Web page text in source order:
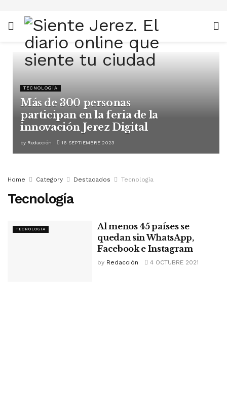
TECNOLOGÍA
Más de 300 personas
participan en la feria de la
innovación Jerez Digital
by Redacción 16 SEPTIEMBRE 2023
Home Category Destacados Tecnología
Tecnología
TECNOLOGÍA
Al menos 45 países se
quedan sin WhatsApp,
Facebook e Instagram
by Redacción 4 OCTUBRE 2021